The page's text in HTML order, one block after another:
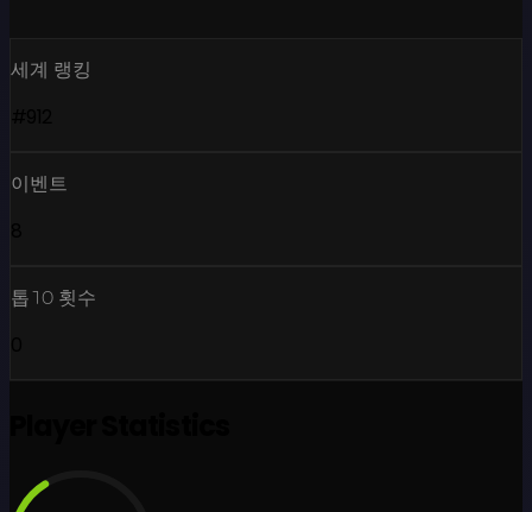
세계 랭킹
이벤트
톱10 횟수